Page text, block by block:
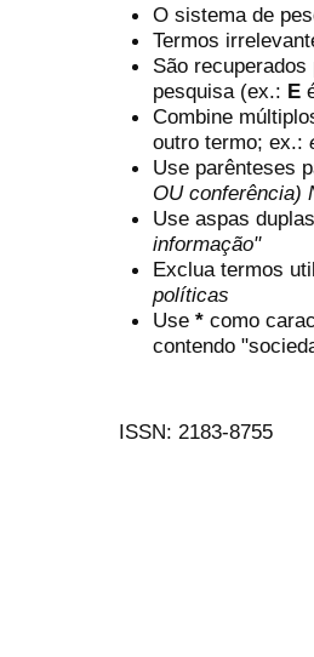
O sistema de
Termos
São
pesquisa (ex.: E
Combine
outro termo; ex.:
Use parênteses
OU conferência)
Use aspas
informação"
Exclua termos
políticas
Use * como
contendo
ISSN: 2183-8755